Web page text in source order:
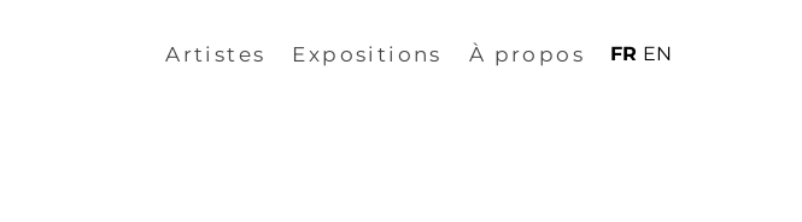
Artistes Expositions À propos FR EN